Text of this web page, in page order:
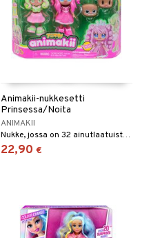
Animakii-nukkesetti
Prinsessa/Noita
ANIMAKII
Nukke, jossa on 32 ainutlaatuista tyyliä!
22,90 €